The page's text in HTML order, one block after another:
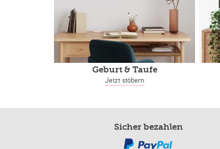
Geburt & Taufe
Jetzt stöbern
Sicher bezahlen